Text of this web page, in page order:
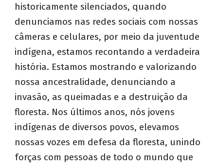
historicamente silenciados, quando
denunciamos nas redes sociais com nossas
câmeras e celulares, por meio da juventude
indígena, estamos recontando a verdadeira
história. Estamos mostrando e valorizando
nossa ancestralidade, denunciando a
invasão, as queimadas e a destruição da
floresta. Nos últimos anos, nós jovens
indígenas de diversos povos, elevamos
nossas vozes em defesa da floresta, unindo
forças com pessoas de todo o mundo que